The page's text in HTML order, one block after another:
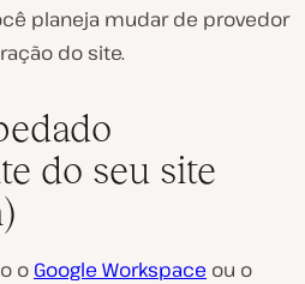
planeja mudar de provedor
do site.
do seu site
o Google Workspace ou o